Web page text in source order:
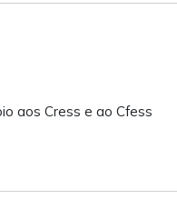
aos Cress e ao Cfess